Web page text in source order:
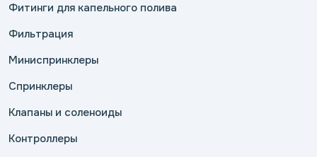
Фитинги для капельного полива
Фильтрация
Миниспринклеры
Спринклеры
Клапаны и соленоиды
Контроллеры